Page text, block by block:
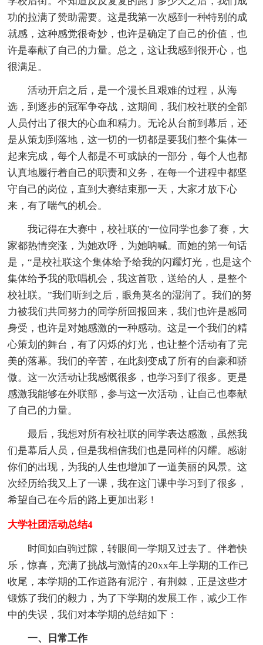
功的拉满了赞助需要。这是我第一次感到一种特别的成
就感，这种感觉很奇妙，也许是确定了自己的价值，也
许是奉献了自己的力量。总之，这让我感到很开心，也
很满足。
活动开启之后，是一个漫长且艰难的过程，从海
选，到逐步的冠军争夺战，这期间，我们校社联的全部
人员付出了很大的心血和精力。无论从台前到幕后，还
是从策划到落地，这一切的一切都是要我们整个集体一
起来完成，每个人都是不可或缺的一部分，每个人也都
认真地履行着自己的职责和义务，在每一个进程中都坚
守自己的岗位，直到大赛结束那一天，大家才放下心
来，有了喘气的机会。
我记得在大赛中，校社联的'一位同学也参了赛，大
家都热情突涨，为她欢呼，为她呐喊。而她的第一句话
是，“是校社联这个集体给予给我的闪耀灯光，也是这个
集体给予我的歌唱机会，我这首歌，送给的人，是整个
校社联。”我们听到之后，眼角莫名的湿润了。我们的努
力被我们共同努力的同学所回报回来，我们也许是感同
身受，也许是对她感激的一种感动。这是一个我们的精
心策划的舞台，有了闪烁的灯光，也让整个活动有了完
美的落幕。我们的辛苦，在此刻变成了所有的自豪和骄
傲。这一次活动让我感慨很多，也学习到了很多。更是
感激我能够在外联部，参与这一次活动，让自己也奉献
了自己的力量。
最后，我想对所有校社联的同学表达感激，虽然我
们是幕后人员，但是我相信我们也是同样的闪耀。感谢
你们的出现，为我的人生也增加了一道美丽的风景。这
次经历给我又上了一课，我在这门课中学习到了很多，
希望自己在今后的路上更加出彩！
大学社团活动总结4
时间如白驹过隙，转眼间一学期又过去了。伴着快
乐，惊喜，充满了挑战与激情的20xx年上学期的工作已
收尾，本学期的工作道路有泥泞，有荆棘，正是这些才
锻炼了我们的毅力，为了下学期的发展工作，减少工作
中的失误，我们对本学期的总结如下：
一、日常工作